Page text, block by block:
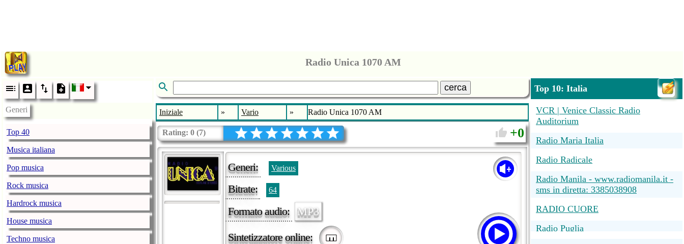
Radio Unica 1070 AM
Generi
Top 40
Musica italiana
Pop musica
Rock musica
Hardrock musica
House musica
Techno musica
cerca
Iniziale » Vario » Radio Unica 1070 AM
Rating: 0 (7) 0
Generi: Various
Bitrate: 64
Formato audio: MP3
Sintetizzatore online:
Top 10: Italia
VCR | Venice Classic Radio
Auditorium
Radio Maria Italia
Radio Radicale
Radio Manila - www.radiomanila.it -
sms in diretta: 3385038908
RADIO CUORE
Radio Puglia